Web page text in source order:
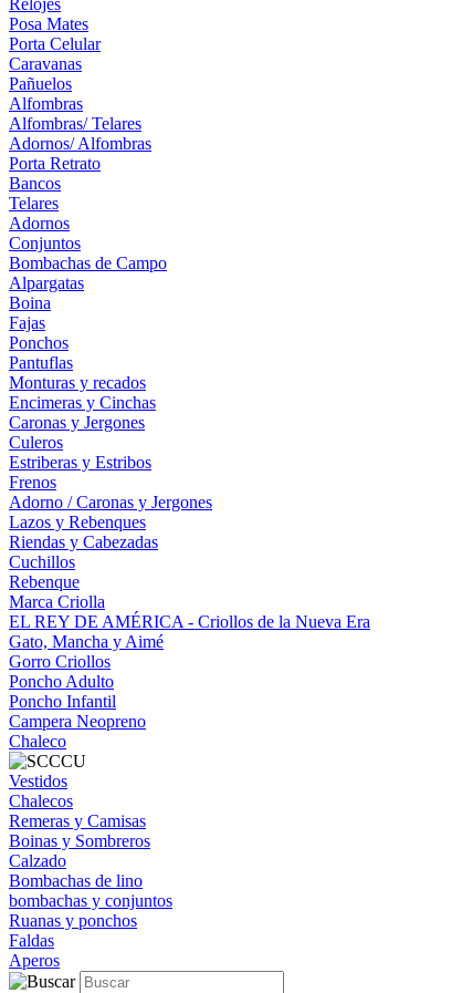
Relojes
Posa Mates
Porta Celular
Caravanas
Pañuelos
Alfombras
Alfombras/ Telares
Adornos/ Alfombras
Porta Retrato
Bancos
Telares
Adornos
Conjuntos
Bombachas de Campo
Alpargatas
Boina
Fajas
Ponchos
Pantuflas
Monturas y recados
Encimeras y Cinchas
Caronas y Jergones
Culeros
Estriberas y Estribos
Frenos
Adorno / Caronas y Jergones
Lazos y Rebenques
Riendas y Cabezadas
Cuchillos
Rebenque
Marca Criolla
EL REY DE AMÉRICA - Criollos de la Nueva Era
Gato, Mancha y Aimé
Gorro Criollos
Poncho Adulto
Poncho Infantil
Campera Neopreno
Chaleco
Vestidos
Chalecos
Remeras y Camisas
Boinas y Sombreros
Calzado
Bombachas de lino
bombachas y conjuntos
Ruanas y ponchos
Faldas
Aperos